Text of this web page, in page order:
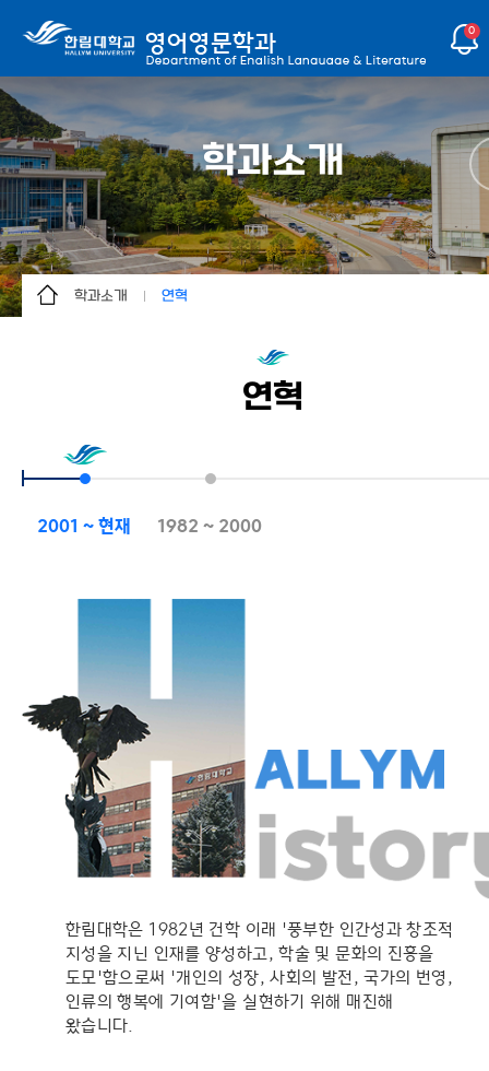
0
학과소개
학과소개
갤러리
커뮤니티
이용안내
연혁
교직과정(23년도 폐지)
한림영어동화나라
연혁
2001 ~ 현재 1982 ~ 2000
한림대학은 1982년 건학 이래 '풍부한 인간성과 창조적
지성을 지닌 인재를 양성하고, 학술 및 문화의 진흥을
도모'함으로써 '개인의 성장, 사회의 발전, 국가의 번영,
인류의 행복에 기여함'을 실현하기 위해 매진해
왔습니다.